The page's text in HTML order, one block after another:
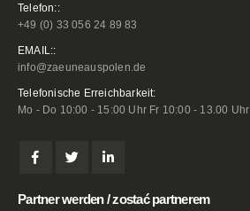
Telefon::
+49 (0) 33 056 24 89 83
EMAIL::
info@zaeuneauspolen.de
Telefonische Erreichbarkeit:
Mo - Do 10:00 - 15:00 Uhr Fr 10:00 - 13.00 Uhr
Partner werden / zostać partnerem